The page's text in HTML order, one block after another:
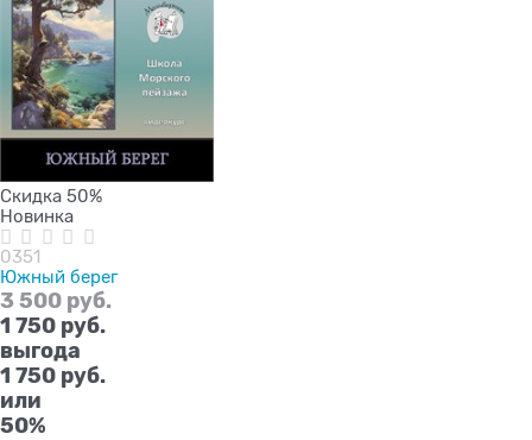
Скидка 50%
Новинка
0351
Южный берег
3 500 руб.
1 750 руб.
выгода
1 750 руб.
или
50%